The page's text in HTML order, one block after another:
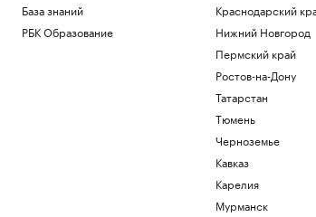
База знаний
РБК Образование
Краснодарский
Нижний Новгород
Пермский край
Ростов-на-Дону
Татарстан
Тюмень
Черноземье
Кавказ
Карелия
Мурманск